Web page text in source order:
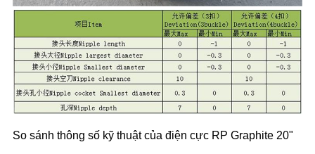
So sánh thông số kỹ thuật của điện cực RP Graphite 20"